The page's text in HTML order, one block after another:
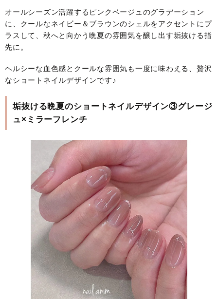
オールシーズン活躍するピンクベージュのグラデーション
に、クールなネイビー＆ブラウンのシェルをアクセントにプ
ラスして、秋へと向かう晩夏の雰囲気を醸し出す垢抜ける指
先に。
ヘルシーな血色感とクールな雰囲気も一度に味わえる、贅沢
なショートネイルデザインです♪
垢抜ける晩夏のショートネイルデザイン③グレージ
ュ×ミラーフレンチ